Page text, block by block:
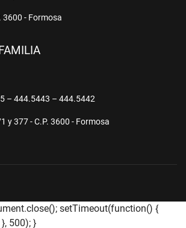
3600 - Formosa
– 444.5443 – 444.5442
y 377 - C.P. 3600 - Formosa
setTimeout(function() {
500); }